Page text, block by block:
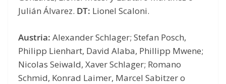
Julián Álvarez. DT: Lionel Scaloni.
Austria: Alexander Schlager; Stefan Posch,
Philipp Lienhart, David Alaba, Phillipp Mwene;
Nicolas Seiwald, Xaver Schlager; Romano
Schmid, Konrad Laimer, Marcel Sabitzer o